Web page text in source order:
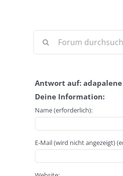
Antwort auf:
Deine Information:
Name (erforderlich):
E-Mail (wird nicht angezeigt)